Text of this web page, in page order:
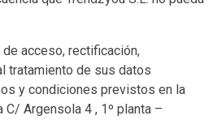
acceso, rectificación,
tratamiento de sus datos
y condiciones previstos en la
C/ Argensola 4 , 1º planta –